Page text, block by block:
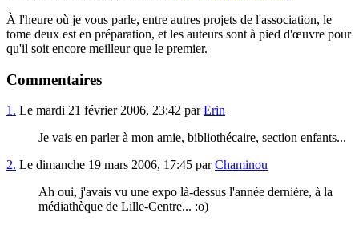
À l'heure où je vous parle, entre autres projets de l'association, le
tome deux est en préparation, et les auteurs sont à pied d'œuvre pour
qu'il soit encore meilleur que le premier.
Commentaires
1. Le mardi 21 février 2006, 23:42 parErin
Je vais en parler à mon amie, bibliothécaire, section enfants...
2. Le dimanche 19 mars 2006, 17:45 parChaminou
Ah oui, j'avais vu une expo là-dessus l'année dernière, à la
médiathèque de Lille-Centre... :o)